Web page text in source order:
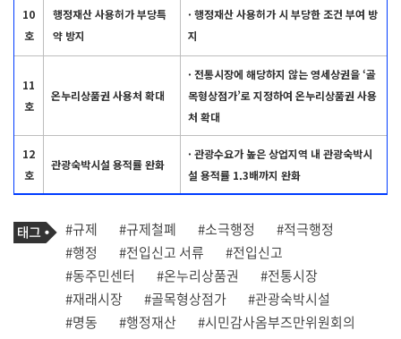
10
호
행정재산 사용허가 부당특
약 방지
· 행정재산 사용허가 시 부당한 조건 부여 방
지
11
호
온누리상품권 사용처 확대
· 전통시장에 해당하지 않는 영세상권을 ‘골
목형상점가’로 지정하여 온누리상품권 사용
처 확대
12
호
관광숙박시설 용적률 완화
· 관광수요가 높은 상업지역 내 관광숙박시
설 용적률 1.3배까지 완화
기
사
관
련
태
그
태
그
#규제 #규제철폐 #소극행정
#적극행정
#행정
#전입신고 서류
#전입신고
#동주민센터
#온누리상품권
#전통시장
#재래시장
#골목형상점가
#관광숙박시설
#명동
#행정재산
#시민감사옴부즈만위원회의